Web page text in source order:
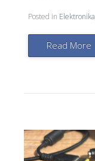
Posted in Elektronika
Read More